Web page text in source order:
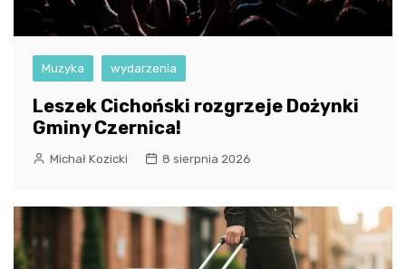
Muzyka wydarzenia
Leszek Cichoński rozgrzeje Dożynki
Gminy Czernica!
Michał Kozicki 8 sierpnia 2026